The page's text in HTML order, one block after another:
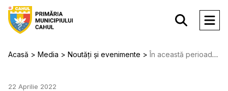
Acasă Media Noutăți și evenimente În această perioadă de criză a refugiaților A.O. ”Pro-Lumina”, în parteneriat cu Primăria Municipiului Cahul, a primit o donație din partea Organizației ”Verein Humanitare Nothilfe Ukraine” și a Conducerii Catonului St. Gallen din Elveția.
22 Aprilie 2022